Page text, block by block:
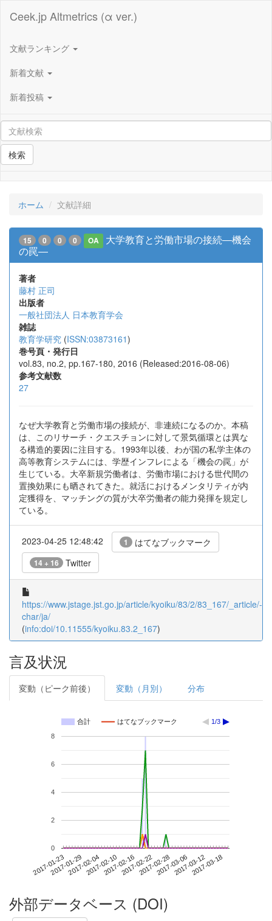
Ceek.jp Altmetrics (α ver.)
文献ランキング
新着文献
新着投稿
検索
ホーム 文献詳細
15 0 0 0 OA
大学教育と労働市場の接続―機会
の罠―
著者
藤村 正司
出版者
一般社団法人 日本教育学会
雑誌
教育学研究 (ISSN:03873161)
巻号頁・発行日
vol.83, no.2, pp.167-180, 2016 (Released:2016-08-06)
参考文献数
27
なぜ大学教育と労働市場の接続が、非連続になるのか。本稿
は、このリサーチ・クエスチョンに対して景気循環とは異な
る構造的要因に注目する。1993年以後、わが国の私学主体の
高等教育システムには、学歴インフレによる「機会の罠」が
生じている。大卒新規労働者は、労働市場における世代間の
置換効果にも晒されてきた。就活におけるメンタリティが内
定獲得を、マッチングの質が大卒労働者の能力発揮を規定し
ている。
2023-04-25 12:48:42 1 はてなブックマーク
14 + 16 Twitter
https://www.jstage.jst.go.jp/article/kyoiku/83/2/83_167/_article/-
char/ja/
(info:doi/10.11555/kyoiku.83.2_167)
言及状況
変動（ピーク前後） 変動（月別） 分布
合計 はてなブックマーク 1/3
2017-01-232017-01-292017-02-042017-02-102017-02-162017-02-222017-02-282017-03-062017-03-122017-03-18
0
2
4
6
8
外部データベース (DOI)